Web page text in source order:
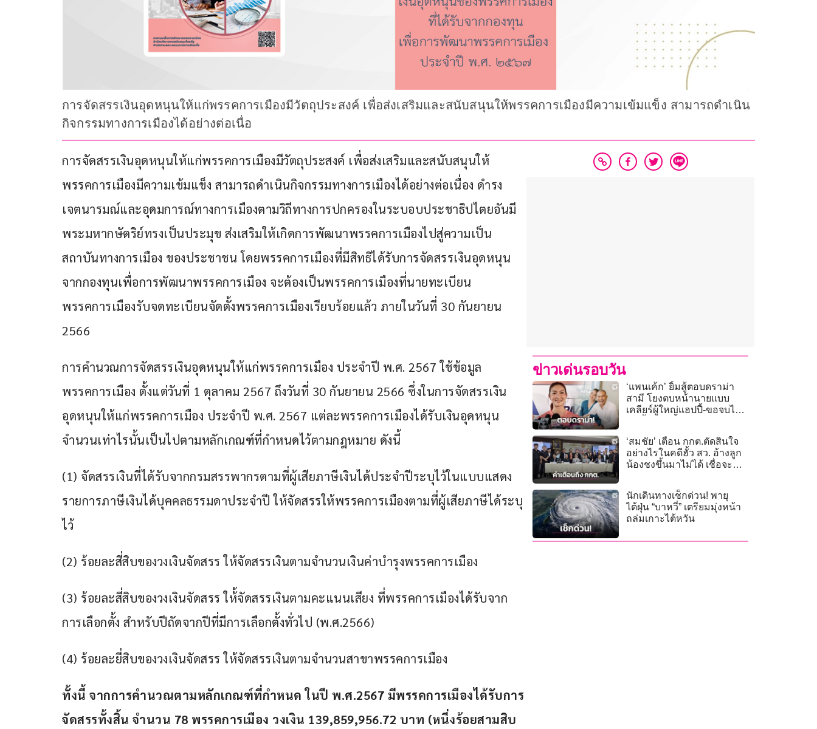
การจัดสรรเงินอุดหนุนให้แก่พรรคการเมืองมีวัตถุประสงค์ เพื่อส่งเสริมและสนับสนุนให้พรรคการเมืองมีความเข้มแข็ง สามารถดำเนิน
กิจกรรมทางการเมืองได้อย่างต่อเนื่อ
การจัดสรรเงินอุดหนุนให้แก่พรรคการเมืองมีวัตถุประสงค์ เพื่อส่งเสริมและสนับสนุนให้
พรรคการเมืองมีความเข้มแข็ง สามารถดำเนินกิจกรรมทางการเมืองได้อย่างต่อเนื่อง ดำรง
เจตนารมณ์และอุดมการณ์ทางการเมืองตามวิถีทางการปกครองในระบอบประชาธิปไตยอันมี
พระมหากษัตริย์ทรงเป็นประมุข ส่งเสริมให้เกิดการพัฒนาพรรคการเมืองไปสู่ความเป็น
สถาบันทางการเมือง ของประชาชน โดยพรรคการเมืองที่มีสิทธิได้รับการจัดสรรเงินอุดหนุน
จากกองทุนเพื่อการพัฒนาพรรคการเมือง จะต้องเป็นพรรคการเมืองที่นายทะเบียน
พรรคการเมืองรับจดทะเบียนจัดตั้งพรรคการเมืองเรียบร้อยแล้ว ภายในวันที่ 30 กันยายน
2566
การคำนวณการจัดสรรเงินอุดหนุนให้แก่พรรคการเมือง ประจำปี พ.ศ. 2567 ใช้ข้อมูล
พรรคการเมือง ตั้งแต่วันที่ 1 ตุลาคม 2567 ถึงวันที่ 30 กันยายน 2566 ซึ่งในการจัดสรรเงิน
อุดหนุนให้แก่พรรคการเมือง ประจำปี พ.ศ. 2567 แต่ละพรรคการเมืองได้รับเงินอุดหนุน
จำนวนเท่าไรนั้นเป็นไปตามหลักเกณฑ์ที่กำหนดไว้ตามกฎหมาย ดังนี้
(1) จัดสรรเงินที่ได้รับจากกรมสรรพากรตามที่ผู้เสียภาษีเงินได้ประจำปีระบุไว้ในแบบแสดง
รายการภาษีเงินได้บุคคลธรรมดาประจำปี ให้จัดสรรให้พรรคการเมืองตามที่ผู้เสียภาษีได้ระบุ
ไว้
(2) ร้อยละสี่สิบของวงเงินจัดสรร ให้จัดสรรเงินตามจำนวนเงินค่าบํารุงพรรคการเมือง
(3) ร้อยละสี่สิบของวงเงินจัดสรร ให้้จัดสรรเงินตามคะแนนเสียง ที่พรรคการเมืองได้รับจาก
การเลือกตั้ง สำหรับปีถัดจากปีที่มีการเลือกตั้งทั่วไป (พ.ศ.2566)
(4) ร้อยละยี่สิบของวงเงินจัดสรร ให้จัดสรรเงินตามจำนวนสาขาพรรคการเมือง
ทั้งนี้ จากการคำนวณตามหลักเกณฑ์ที่กำหนด ในปี พ.ศ.2567 มีพรรคการเมืองได้รับการ
จัดสรรทั้งสิ้น จำนวน 78 พรรคการเมือง วงเงิน 139,859,956.72 บาท (หนึ่งร้อยสามสิบ
ข่าวเด่นรอบวัน
‘แพนเค้ก’ ยิ้มสู้ตอบดราม่า
สามี โยงตบหน้านายแบบ
เคลียร์ผู้ใหญ่แฮปปี้-ขอจบไม่
‘สมชัย’ เตือน กกต.ตัดสินใจ
อย่างไรในคดีฮั้ว สว. อ้างลูก
น้องชงขึ้นมาไม่ได้ เชื่อจะมี
นักเดินทางเช็กด่วน! พายุ
ไต้ฝุ่น “บาหวี่” เตรียมมุ่งหน้า
ถล่มเกาะไต้หวัน